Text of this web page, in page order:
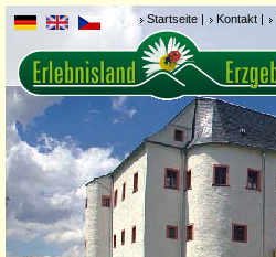
Startseite | Kontakt |